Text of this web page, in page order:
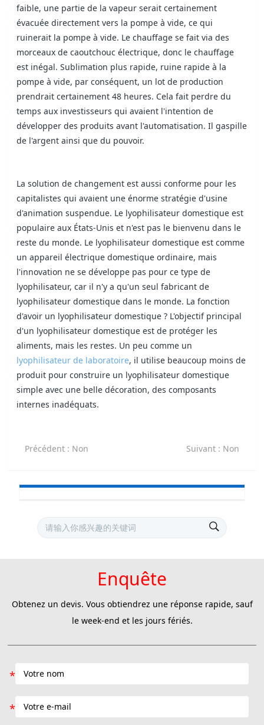
faible, une partie de la vapeur serait certainement
évacuée directement vers la pompe à vide, ce qui
ruinerait la pompe à vide. Le chauffage se fait via des
morceaux de caoutchouc électrique, donc le chauffage
est inégal. Sublimation plus rapide, ruine rapide à la
pompe à vide, par conséquent, un lot de production
prendrait certainement 48 heures. Cela fait perdre du
temps aux investisseurs qui avaient l'intention de
développer des produits avant l'automatisation. Il gaspille
de l'argent ainsi que du pouvoir.
La solution de changement est aussi conforme pour les
capitalistes qui avaient une énorme stratégie d'usine
d'animation suspendue. Le lyophilisateur domestique est
populaire aux États-Unis et n'est pas le bienvenu dans le
reste du monde. Le lyophilisateur domestique est comme
un appareil électrique domestique ordinaire, mais
l'innovation ne se développe pas pour ce type de
lyophilisateur, car il n'y a qu'un seul fabricant de
lyophilisateur domestique dans le monde. La fonction
d'avoir un lyophilisateur domestique ? L'objectif principal
d'un lyophilisateur domestique est de protéger les
aliments, mais les restes. Un peu comme un
lyophilisateur de laboratoire, il utilise beaucoup moins de
produit pour construire un lyophilisateur domestique
simple avec une belle décoration, des composants
internes inadéquats.
Précédent : Non Suivant : Non
Enquête
Obtenez un devis. Vous obtiendrez une réponse rapide, sauf
le week-end et les jours fériés.